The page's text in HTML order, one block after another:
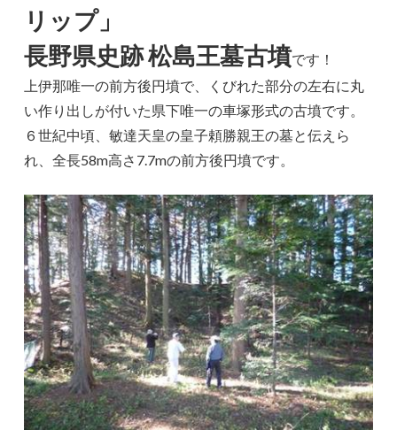
リップ」
長野県史跡 松島王墓古墳です！
上伊那唯一の前方後円墳で、くびれた部分の左右に丸
い作り出しが付いた県下唯一の車塚形式の古墳です。
６世紀中頃、敏達天皇の皇子頼勝親王の墓と伝えら
れ、全長58m高さ7.7mの前方後円墳です。